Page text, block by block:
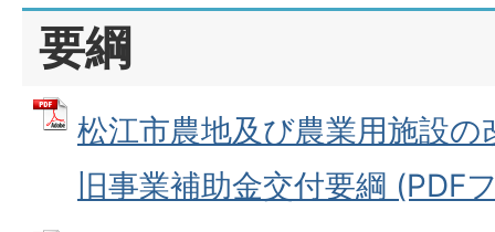
要綱
松江市農地及び農業用施設
旧事業補助金交付要綱 (PDF